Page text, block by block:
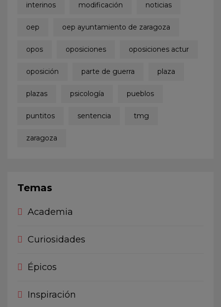
interinos modificación noticias
oep oep ayuntamiento de zaragoza
opos oposiciones oposiciones actur
oposición parte de guerra plaza
plazas psicología pueblos
puntitos sentencia tmg
zaragoza
Temas
Academia
Curiosidades
Épicos
Inspiración